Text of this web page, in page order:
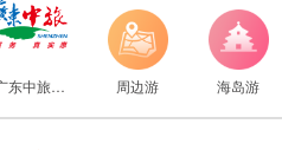
关于广东中旅旅行社 周边游 海岛游